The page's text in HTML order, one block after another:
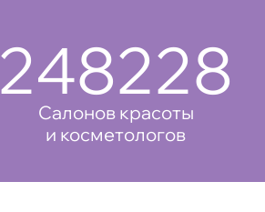
250000
Салонов красоты
и косметологов